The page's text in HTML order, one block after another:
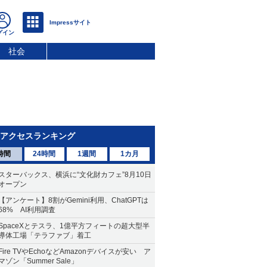
社会
アクセスランキング
間 24時間 1週間 1カ月
ターバックス、横浜に“文化財カフェ”8月10日
ープン
アンケート】8割がGemini利用、ChatGPTは
AI利用調査
とテスラ、1億平方フィートの超大型半
体工場「テラファブ」着工
TVやEchoなどAmazonデバイスが安い ア
ゾン「Summer Sale」